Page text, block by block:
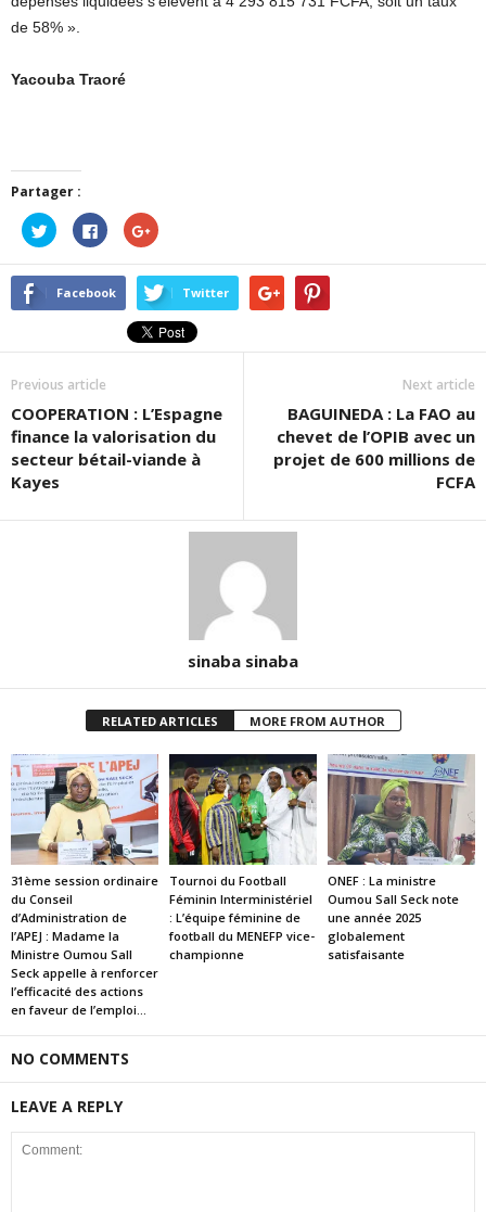
de 58% ».
Yacouba Traoré
Partager :
Cliquez
pour
partager
sur
Twitter(ouvre
dans
Cliquez
pour
partager
sur
Facebook(ouvre
dans
nouvelle
fenêtre)
Cliquez
pour
sur
Google+
(ouvre
dans
une
nouvelle
fenêtre)
Facebook Twitter
Previous article
COOPERATION : L’Espagne
finance la valorisation du
secteur bétail-viande à
Kayes
Next article
BAGUINEDA : La FAO au
chevet de l’OPIB avec un
projet de 600 millions de
FCFA
sinaba sinaba
RELATED ARTICLES MORE FROM AUTHOR
31ème session ordinaire
du Conseil
d’Administration de
l’APEJ : Madame la
Ministre Oumou Sall
Seck appelle à renforcer
l’efficacité des actions
en faveur de l’emploi...
Tournoi du Football
Féminin Interministériel
: L’équipe féminine de
football du MENEFP vice-
championne
ONEF : La ministre
Oumou Sall Seck note
une année 2025
globalement
satisfaisante
NO COMMENTS
LEAVE A REPLY